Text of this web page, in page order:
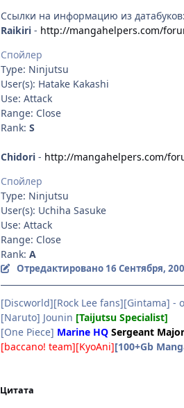
Ссылки на информацию из датабуков:
Raikiri - http://mangahelpers.com/
Спойлер
Type: Ninjutsu
User(s): Hatake Kakashi
Use: Attack
Range: Close
Rank: S
Chidori - http://mangahelpers.com/
Спойлер
Type: Ninjutsu
User(s): Uchiha Sasuke
Use: Attack
Range: Close
Rank: A
Отредактировано 16 Сентября,
[Discworld][Rock Lee fans][Gintama] -
[Naruto] Jounin [Taijutsu Specialist]
[One Piece] Marine HQ Sergeant Major
[baccano! team][KyoAni][100+Gb
Цитата